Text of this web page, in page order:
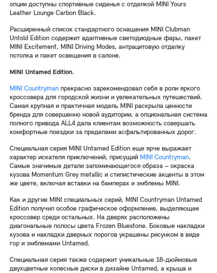
опции доступны спортивные сиденья с отделкой MINI Yours
Leather Lounge Carbon Black.
Расширенный список стандартного оснащения MINI Clubman
Untold Edition содержит адаптивные светодиодные фары, пакет
MINI Excitement, MINI Driving Modes, антрацитовую отделку
потолка и пакет освещения в салоне.
MINI Untamed Edition.
MINI Countryman прекрасно зарекомендовал себя в роли яркого
кроссовера для городской жизни и увлекательных путешествий.
Самая крупная и практичная модель MINI раскрыла ценности
бренда для совершенно новой аудитории, а опциональная система
полного привода ALL4 дала клиентам возможность совершать
комфортные поездки за пределами асфальтированных дорог.
Специальная серия MINI Untamed Edition еще ярче выражает
характер искателя приключений, присущий MINI Countryman.
Самые значимые детали запоминающегося образа – окраска
кузова Momentum Grey metallic и стилистические акценты в этом
же цвете, включая вставки на бамперах и эмблемы MINI.
Как и другие MINI специальных серий, MINI Countryman Untamed
Edition получил особое графическое оформление, выделяющее
кроссовер среди остальных. На дверях расположены
диагональные полосы цвета Frozen Bluestone. Боковые накладки
кузова и накладки дверных порогов украшены рисунком в виде
гор и эмблемами Untamed.
Специальная серия также содержит уникальные 18-дюймовые
двухцветные колесные диски в дизайне Untamed, а крыша и